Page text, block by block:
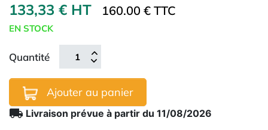
133,33 € HT 160.00 € TTC
EN STOCK
Quantité
Ajouter au panier
local_shipping Livraison prévue à partir du 11/08/2026